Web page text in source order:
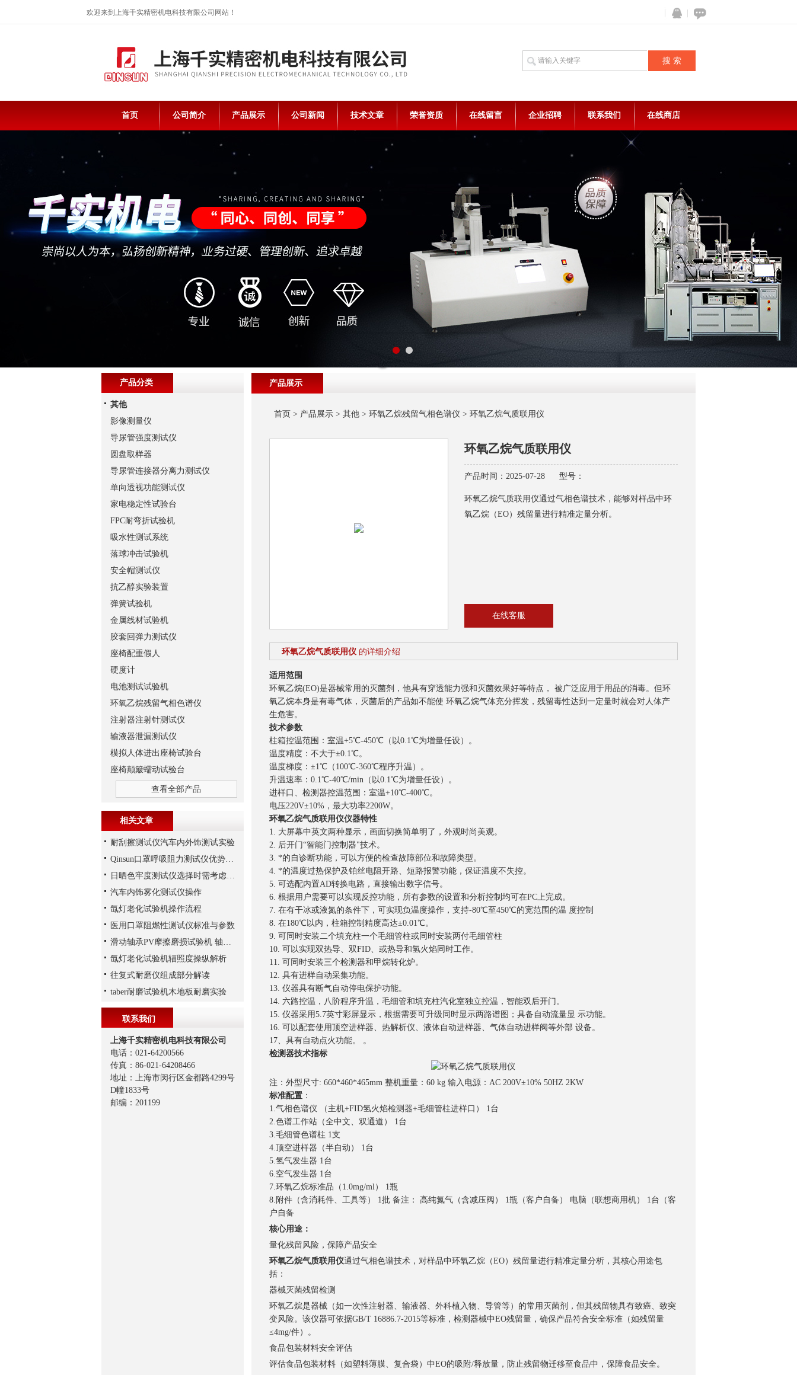
欢迎来到上海千实精密机电科技有限公司网站！
在线咨
首页 公司简介 产品展示 公司新闻 技术文章 荣誉资质 在线留言 企业招聘 联系我们 在线商店
产品展示
首页 > 产品展示> 其他> 环氧乙烷残留气相色谱仪 > 环氧乙烷气质联用仪
环氧乙烷气质联用仪
产品时间：2025-07-28 型号：
环氧乙烷气质联用仪通过气相色谱技术，能够对样品中环
氧乙烷（EO）残留量进行精准定量分析。
在线客服
环氧乙烷气质联用仪 的详细介绍
适用范围
环氧乙烷(EO)是器械常用的灭菌剂，他具有穿透能力强和灭菌效果好等特点， 被广泛应用于用品的消毒。但环
氧乙烷本身是有毒气体，灭菌后的产品如不能使 环氧乙烷气体充分挥发，残留毒性达到一定量时就会对人体产
生危害。
技术参数
柱箱控温范围：室温+5℃-450℃（以0.1℃为增量任设）。
温度精度：不大于±0.1℃。
温度梯度：±1℃（100℃-360℃程序升温）。
升温速率：0.1℃-40℃/min（以0.1℃为增量任设）。
进样口、检测器控温范围：室温+10℃-400℃。
电压220V±10%，最大功率2200W。
环氧乙烷气质联用仪仪器特性
1. 大屏幕中英文两种显示，画面切换简单明了，外观时尚美观。
2. 后开门“智能门控制器"技术。
3. *的自诊断功能，可以方便的检查故障部位和故障类型。
4. *的温度过热保护及铂丝电阻开路、短路报警功能，保证温度不失控。
5. 可选配内置AD转换电路，直接输出数字信号。
6. 根据用户需要可以实现反控功能，所有参数的设置和分析控制均可在PC上完成。
7. 在有干冰或液氮的条件下，可实现负温度操作，支持-80℃至450℃的宽范围的温 度控制
8. 在180℃以内，柱箱控制精度高达±0.01℃。
9. 可同时安装二个填充柱一个毛细管柱或同时安装两付毛细管柱
10. 可以实现双热导、双FID、或热导和氢火焰同时工作。
11. 可同时安装三个检测器和甲烷转化炉。
12. 具有进样自动采集功能。
13. 仪器具有断气自动停电保护功能。
14. 六路控温，八阶程序升温，毛细管和填充柱汽化室独立控温，智能双后开门。
15. 仪器采用5.7英寸彩屏显示，根据需要可升级同时显示两路谱图；具备自动流量显 示功能。
16. 可以配套使用顶空进样器、热解析仪、液体自动进样器、气体自动进样阀等外部 设备。
17、具有自动点火功能。 。
检测器技术指标
注：外型尺寸: 660*460*465mm 整机重量：60 kg 输入电源：AC 200V±10% 50HZ 2KW
标准配置：
1.气相色谱仪 （主机+FID氢火焰检测器+毛细管柱进样口） 1台
2.色谱工作站（全中文、双通道） 1台
3.毛细管色谱柱 1支
4.顶空进样器（半自动） 1台
5.氢气发生器 1台
6.空气发生器 1台
7.环氧乙烷标准品（1.0mg/ml） 1瓶
8.附件（含消耗件、工具等） 1批 备注： 高纯氮气（含减压阀） 1瓶（客户自备） 电脑（联想商用机） 1台（客
户自备
核心用途：
量化残留风险，保障产品安全
环氧乙烷气质联用仪通过气相色谱技术，对样品中环氧乙烷（EO）残留量进行精准定量分析，其核心用途包
括：
器械灭菌残留检测
环氧乙烷是器械（如一次性注射器、输液器、外科植入物、导管等）的常用灭菌剂，但其残留物具有致癌、致突
变风险。该仪器可依据GB/T 16886.7-2015等标准，检测器械中EO残留量，确保产品符合安全标准（如残留量
≤4mg/件）。
食品包装材料安全评估
评估食品包装材料（如塑料薄膜、复合袋）中EO的吸附/释放量，防止残留物迁移至食品中，保障食品安全。
产品分类
其他
影像测量仪
导尿管强度测试仪
圆盘取样器
导尿管连接器分离力测试仪
单向透视功能测试仪
家电稳定性试验台
FPC耐弯折试验机
吸水性测试系统
落球冲击试验机
安全帽测试仪
抗乙醇实验装置
弹簧试验机
金属线材试验机
胶套回弹力测试仪
座椅配重假人
硬度计
电池测试试验机
环氧乙烷残留气相色谱仪
注射器注射针测试仪
输液器泄漏测试仪
模拟人体进出座椅试验台
座椅颠簸蠕动试验台
查看全部产品
相关文章
耐刮擦测试仪汽车内外饰测试实验
Qinsun口罩呼吸阻力测试仪优势特点分析
日晒色牢度测试仪选择时需考虑哪些因素？
汽车内饰雾化测试仪操作
氙灯老化试验机操作流程
医用口罩阻燃性测试仪标准与参数
滑动轴承PV摩擦磨损试验机 轴承PV值测定
氙灯老化试验机辐照度操纵解析
往复式耐磨仪组成部分解读
taber耐磨试验机木地板耐磨实验
联系我们
上海千实精密机电科技有限公司
电话：021-64200566
传真：86-021-64208466
地址：上海市闵行区金都路4299号
D幢1833号
邮编：201199